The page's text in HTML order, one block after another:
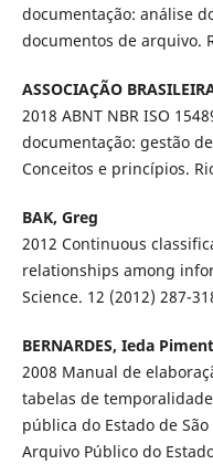
documentação: análise
documentos de arquivo.
ASSOCIAÇÃO
2018 ABNT NBR ISO
documentação: gestão
Conceitos e princípios.
BAK, Greg
2012 Continuous
relationships among
Science. 12 (2012) 287-
BERNARDES, Ieda
2008 Manual de
tabelas de
pública do Estado de
Arquivo Público do